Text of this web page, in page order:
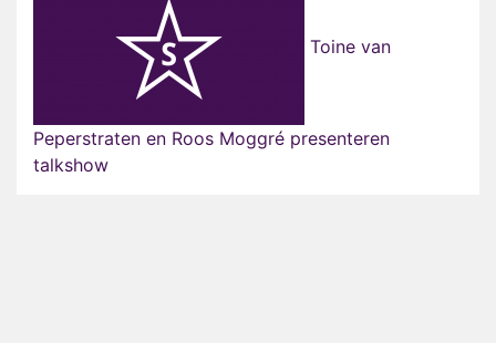
Toine van
Peperstraten en Roos Moggré presenteren
talkshow